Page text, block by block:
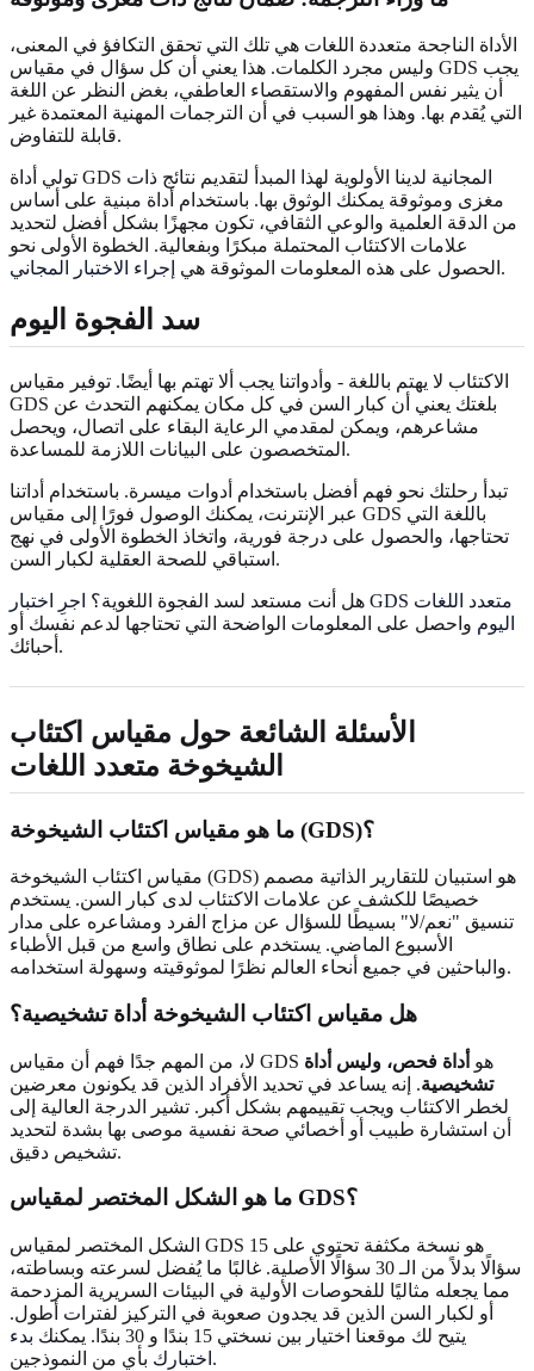
الأداة الناجحة متعددة اللغات هي تلك التي تحقق التكافؤ في المعنى،
وليس مجرد الكلمات. هذا يعني أن كل سؤال في مقياس GDS يجب
أن يثير نفس المفهوم والاستقصاء العاطفي، بغض النظر عن اللغة
التي يُقدم بها. وهذا هو السبب في أن الترجمات المهنية المعتمدة غير
قابلة للتفاوض.
تولي أداة GDS المجانية لدينا الأولوية لهذا المبدأ لتقديم نتائج ذات
مغزى وموثوقة يمكنك الوثوق بها. باستخدام أداة مبنية على أساس
من الدقة العلمية والوعي الثقافي، تكون مجهزًا بشكل أفضل لتحديد
علامات الاكتئاب المحتملة مبكرًا وبفعالية. الخطوة الأولى نحو
الحصول على هذه المعلومات الموثوقة هي إجراء الاختبار المجاني .
سد الفجوة اليوم
الاكتئاب لا يهتم باللغة - وأدواتنا يجب ألا تهتم بها أيضًا. توفير مقياس
GDS بلغتك يعني أن كبار السن في كل مكان يمكنهم التحدث عن
مشاعرهم، ويمكن لمقدمي الرعاية البقاء على اتصال، ويحصل
المتخصصون على البيانات اللازمة للمساعدة.
تبدأ رحلتك نحو فهم أفضل باستخدام أدوات ميسرة. باستخدام أداتنا
عبر الإنترنت، يمكنك الوصول فورًا إلى مقياس GDS باللغة التي
تحتاجها، والحصول على درجة فورية، واتخاذ الخطوة الأولى في نهج
استباقي للصحة العقلية لكبار السن.
هل أنت مستعد لسد الفجوة اللغوية؟ اجرِ اختبار GDS متعدد اللغات
اليوم واحصل على المعلومات الواضحة التي تحتاجها لدعم نفسك أو
أحبائك.
الأسئلة الشائعة حول مقياس اكتئاب
الشيخوخة متعدد اللغات
ما هو مقياس اكتئاب الشيخوخة (GDS)؟
مقياس اكتئاب الشيخوخة (GDS) هو استبيان للتقارير الذاتية مصمم
خصيصًا للكشف عن علامات الاكتئاب لدى كبار السن. يستخدم
تنسيق "نعم/لا" بسيطًا للسؤال عن مزاج الفرد ومشاعره على مدار
الأسبوع الماضي. يستخدم على نطاق واسع من قبل الأطباء
والباحثين في جميع أنحاء العالم نظرًا لموثوقيته وسهولة استخدامه.
هل مقياس اكتئاب الشيخوخة أداة تشخيصية؟
لا، من المهم جدًا فهم أن مقياس GDS هو أداة فحص، وليس أداة
تشخيصية. إنه يساعد في تحديد الأفراد الذين قد يكونون معرضين
لخطر الاكتئاب ويجب تقييمهم بشكل أكبر. تشير الدرجة العالية إلى
أن استشارة طبيب أو أخصائي صحة نفسية موصى بها بشدة لتحديد
تشخيص دقيق.
ما هو الشكل المختصر لمقياس GDS؟
الشكل المختصر لمقياس GDS هو نسخة مكثفة تحتوي على 15
سؤالًا بدلاً من الـ 30 سؤالًا الأصلية. غالبًا ما يُفضل لسرعته وبساطته،
مما يجعله مثاليًا للفحوصات الأولية في البيئات السريرية المزدحمة
أو لكبار السن الذين قد يجدون صعوبة في التركيز لفترات أطول.
يتيح لك موقعنا اختيار بين نسختي 15 بندًا و 30 بندًا. يمكنك
بدء
اختبارك بأي من النموذجين.